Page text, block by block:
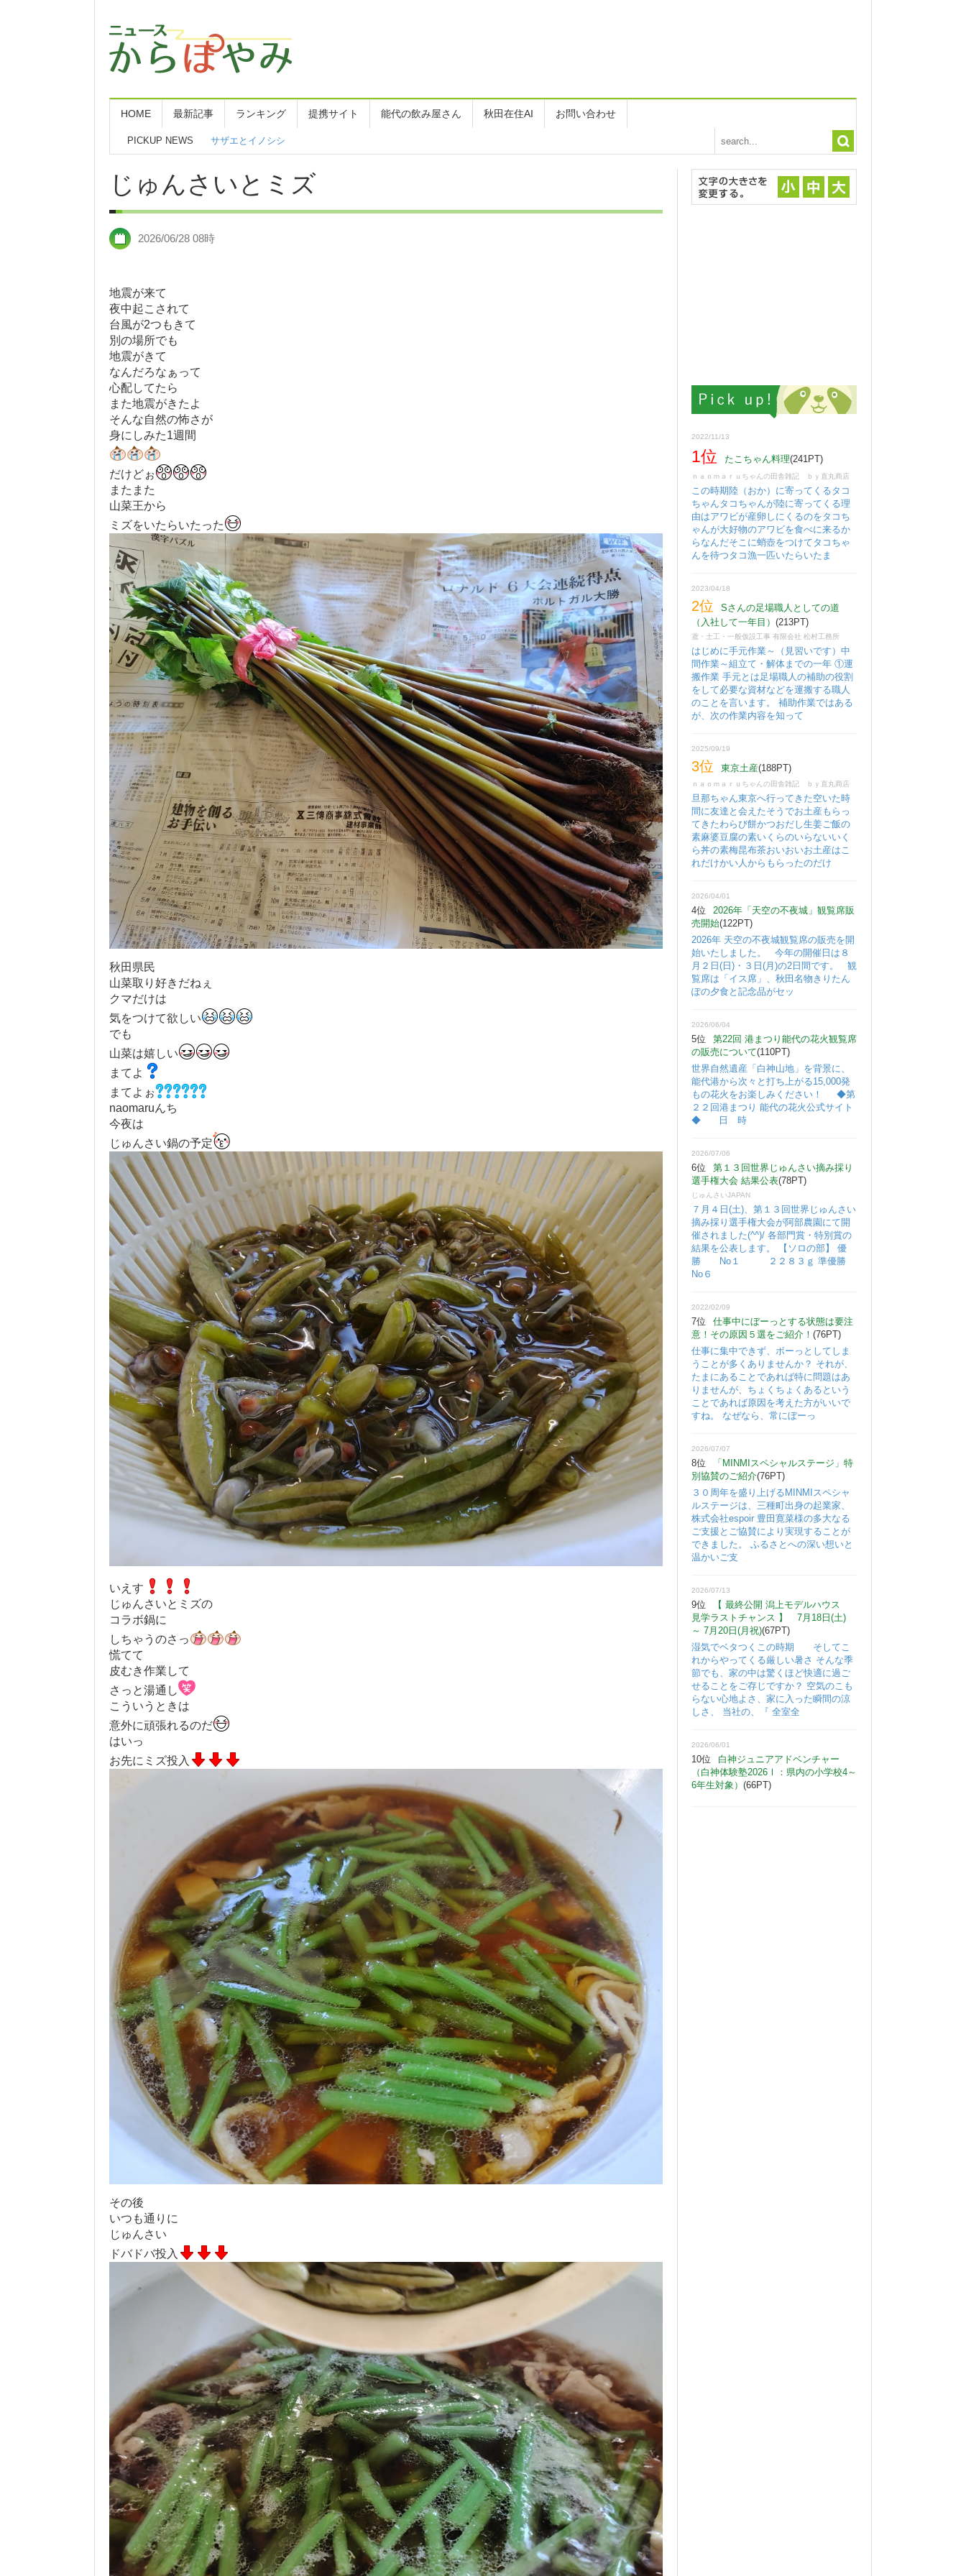
HOME 最新記事 ランキング 提携サイト 能代の飲み屋さん 秋田在住AI お問い合わせ
PICKUP NEWS 八峰町へGOGO！
じゅんさいとミズ
2026/06/28 08時
地震が来て
夜中起こされて
台風が2つもきて
別の場所でも
地震がきて
なんだろなぁって
心配してたら
また地震がきたよ
そんな自然の怖さが
身にしみた1週間
だけどぉ
またまた
山菜王から
ミズをいたらいたった
秋田県民
山菜取り好きだねぇ
クマだけは
気をつけて欲しい
でも
山菜は嬉しい
まてよ
まてよぉ
naomaruんち
今夜は
じゅんさい鍋の予定
いえす
じゅんさいとミズの
コラボ鍋に
しちゃうのさっ
慌てて
皮むき作業して
さっと湯通し
こういうときは
意外に頑張れるのだ
はいっ
お先にミズ投入
その後
いつも通りに
じゅんさい
ドバドバ投入
2022/11/13
1位 たこちゃん料理(241PT)
ｎａｏｍａｒｕちゃんの田舎雑記 ｂｙ直丸商店
この時期陸（おか）に寄ってくるタコ
ちゃんタコちゃんが陸に寄ってくる理
由はアワビが産卵しにくるのをタコち
ゃんが大好物のアワビを食べに来るか
らなんだそこに蛸壺をつけてタコちゃ
んを待つタコ漁一匹いたらいたま
2023/04/18
2位
Sさんの足場職人としての道
（入社して一年目） (213PT)
鳶・土工・一般仮設工事 有限会社 松村工務所
はじめに手元作業～（見習いです）中
間作業～組立て・解体までの一年 ①運
搬作業 手元とは足場職人の補助の役割
をして必要な資材などを運搬する職人
のことを言います。 補助作業ではある
が、次の作業内容を知って
2025/09/19
3位 東京土産(188PT)
ｎａｏｍａｒｕちゃんの田舎雑記 ｂｙ直丸商店
旦那ちゃん東京へ行ってきた空いた時
間に友達と会えたそうでお土産もらっ
てきたわらび餅かつおだし生姜ご飯の
素麻婆豆腐の素いくらのいらないいく
ら丼の素梅昆布茶おいおいお土産はこ
れだけかい人からもらったのだけ
2026/04/01
4位
2026年「天空の不夜城」観覧席販
売開始(122PT)
2026年 天空の不夜城観覧席の販売を開
始いたしました。 今年の開催日は８
月２日(日)・３日(月)の2日間です。 観
覧席は「イス席」、秋田名物きりたん
ぽの夕食と記念品がセッ
2026/06/04
5位
第22回 港まつり能代の花火観覧席
の販売について(110PT)
世界自然遺産「白神山地」を背景に、
能代港から次々と打ち上がる15,000発
もの花火をお楽しみください！ ◆第
２２回港まつり 能代の花火公式サイト
◆ 日 時
2026/07/06
6位
第１３回世界じゅんさい摘み採り
選手権大会 結果公表(78PT)
じゅんさいJAPAN
７月４日(土)、第１３回世界じゅんさい
摘み採り選手権大会が阿部農園にて開
催されました(^^)/ 各部門賞・特別賞の
結果を公表します。 【ソロの部】 優
勝 No１ ２２８３ｇ 準優勝
No６
2022/02/09
7位
仕事中にぼーっとする状態は要注
意！その原因５選をご紹介！ (76PT)
仕事に集中できず、ボーっとしてしま
うことが多くありませんか？ それが、
たまにあることであれば特に問題はあ
りませんが、ちょくちょくあるという
ことであれば原因を考えた方がいいで
すね。 なぜなら、常にぼーっ
2026/07/07
8位
「MINMIスペシャルステージ」特
別協賛のご紹介(76PT)
３０周年を盛り上げるMINMIスペシャ
ルステージは、三種町出身の起業家、
株式会社espoir 豊田寛菜様の多大なる
ご支援とご協賛により実現することが
できました。 ふるさとへの深い想いと
温かいご支
2026/07/13
9位
【 最終公開 潟上モデルハウス
見学ラストチャンス 】 7月18日(土)
～ 7月20日(月祝)(67PT)
湿気でベタつくこの時期 そしてこ
れからやってくる厳しい暑さ そんな季
節でも、家の中は驚くほど快適に過ご
せることをご存じですか？ 空気のこも
らない心地よさ、家に入った瞬間の涼
しさ、 当社の、『 全室全
2026/06/01
10位
白神ジュニアアドベンチャー
（白神体験塾2026Ⅰ：県内の小学校4～
6年生対象） (66PT)